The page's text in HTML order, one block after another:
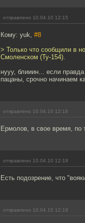
отправлено 10.04.10 12:15
Кому: yuk, #8
> Только что сообщили в
Смоленском (Ту-154).
нууу, блииин... если
пацаны, срочно начинаем
отправлено 10.04.10 12:16
Ермолов, в свое время, по
отправлено 10.04.10 12:18
Есть подозрение, что
отправлено 10.04.10 12:19